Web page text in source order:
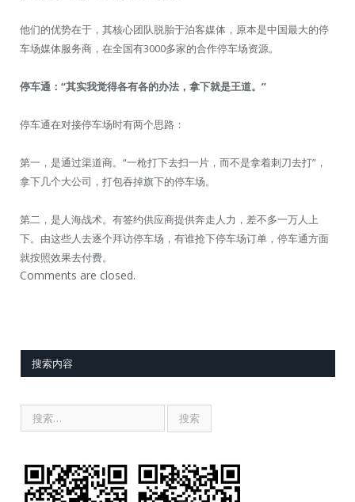
他们的优势在于，其核心团队脱胎于泊客媒体，原本是中国最大的停
车场媒体服务商，在全国有3000多家的合作停车场资源。
停车通：“其实我觉得各有各的办法，拿下就是王道。”
停车通在对接停车场时有两个思路：
第一，是通过渠道商。“一枪打下去扫一片，而不是拿着刺刀去打”，
拿下几个大公司，打包吞掉旗下的停车场。
第二，是人海战术。有签约供应商提供奔走人力，差不多一万人上
下。由这些人去逐个拜访停车场，有谁抢下停车场订单，停车通方面
就按照效果去付费。
Comments are closed.
搜索内容